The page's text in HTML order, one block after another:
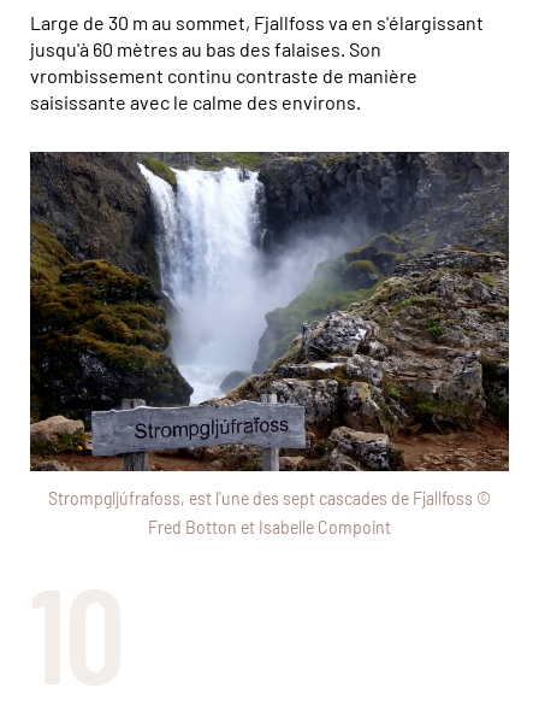
Large de 30 m au sommet, Fjallfoss va en s'élargissant
jusqu'à 60 mètres au bas des falaises. Son
vrombissement continu contraste de manière
saisissante avec le calme des environs.
Strompgljúfrafoss, est l'une des sept cascades de Fjallfoss ©
Fred Botton et Isabelle Compoint